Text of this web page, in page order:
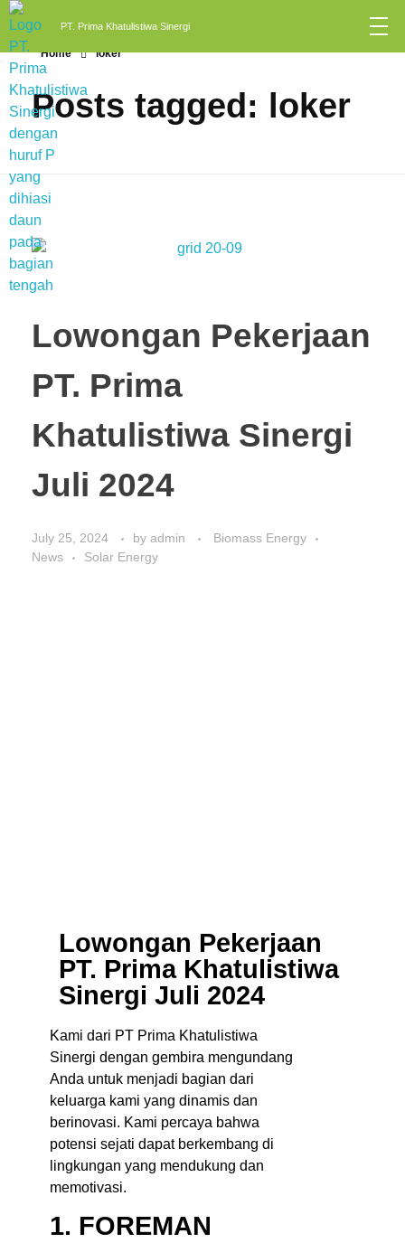
PT. Prima Khatulistiwa Sinergi
Home loker
Posts tagged: loker
Lowongan Pekerjaan
PT. Prima
Khatulistiwa Sinergi
Juli 2024
July 25, 2024 by admin
Biomass Energy
News
Solar Energy
Lowongan Pekerjaan
PT. Prima Khatulistiwa
Sinergi Juli 2024
Kami dari PT Prima Khatulistiwa
Sinergi dengan gembira mengundang
Anda untuk menjadi bagian dari
keluarga kami yang dinamis dan
berinovasi. Kami percaya bahwa
potensi sejati dapat berkembang di
lingkungan yang mendukung dan
memotivasi.
1. FOREMAN